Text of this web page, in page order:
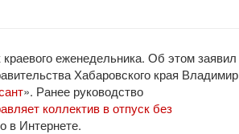
еженедельника. Об этом заявил
Хабаровского края Владимир
». Ранее руководство
коллектив в отпуск без
в Интернете.